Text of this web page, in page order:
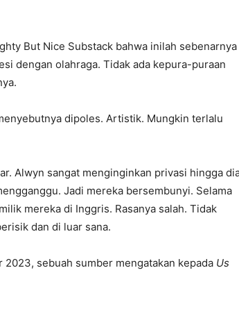
But Nice Substack bahwa inilah sebenarnya
dengan olahraga. Tidak ada kepura-puraan
dipoles. Artistik. Mungkin terlalu
Alwyn sangat menginginkan privasi hingga
Jadi mereka bersembunyi. Selama
mereka di Inggris. Rasanya salah. Tidak
dan di luar sana.
sebuah sumber mengatakan kepada Us